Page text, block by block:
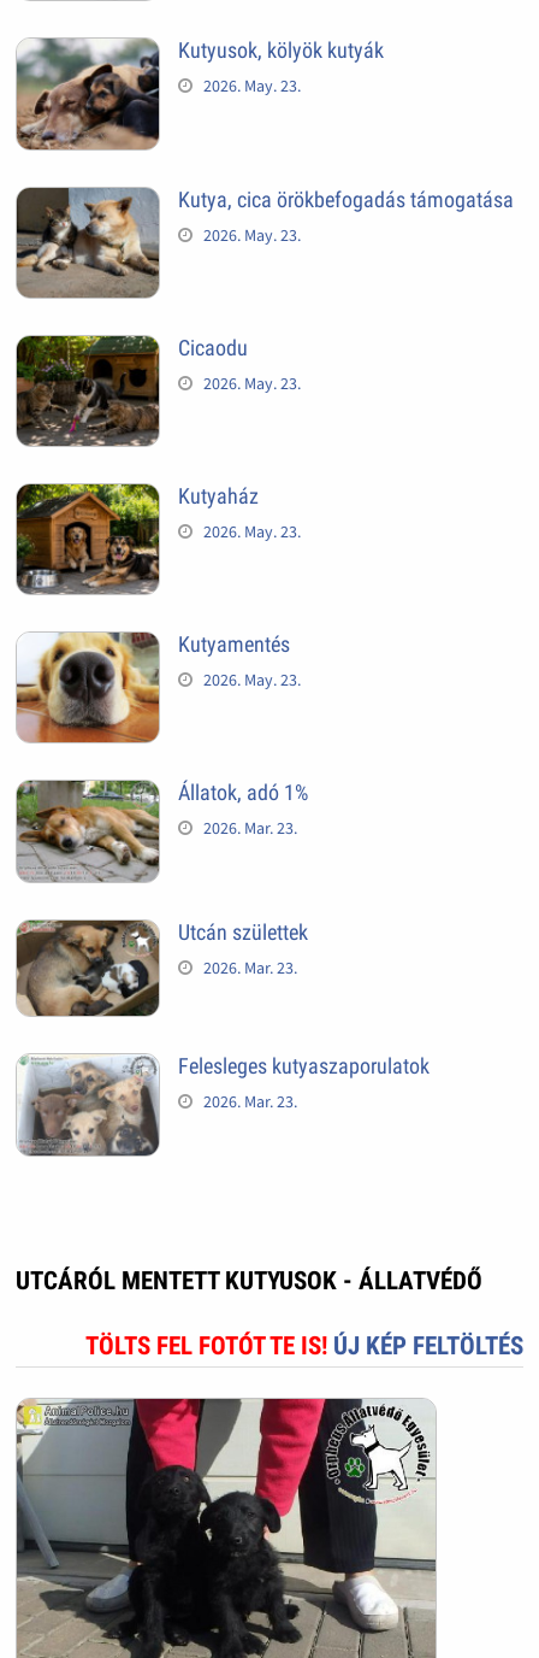
Kutyusok, kölyök kutyák
2026. May. 23.
Kutya, cica örökbefogadás támogatása
2026. May. 23.
Cicaodu
2026. May. 23.
Kutyaház
2026. May. 23.
Kutyamentés
2026. May. 23.
Állatok, adó 1%
2026. Mar. 23.
Utcán születtek
2026. Mar. 23.
Felesleges kutyaszaporulatok
2026. Mar. 23.
UTCÁRÓL MENTETT KUTYUSOK - ÁLLATVÉDŐ
TÖLTS FEL FOTÓT TE IS! ÚJ KÉP FELTÖLTÉS